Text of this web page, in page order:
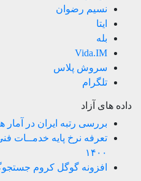
نسیم رضوان
ایتا
بله
Vida.IM
سروش پلاس
تلگرام
داده های آزاد
بررسی رتبه ایران در آمار
تعرفه نرخ پایه خدمــات
۱۴۰۰
افزونه گوگل کروم